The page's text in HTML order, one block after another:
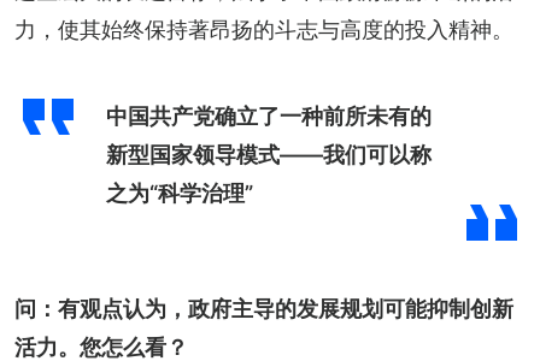
力，使其始终保持著昂扬的斗志与高度的投入精神。
中国共产党确立了一种前所未有的
新型国家领导模式——我们可以称
之为“科学治理”
问：有观点认为，政府主导的发展规划可能抑制创新
活力。您怎么看？